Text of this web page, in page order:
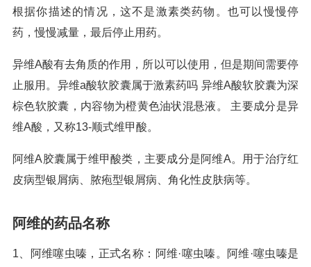
根据你描述的情况，这不是激素类药物。也可以慢慢停
药，慢慢减量，最后停止用药。
异维A酸有去角质的作用，所以可以使用，但是期间需要停
止服用。异维a酸软胶囊属于激素药吗 异维A酸软胶囊为深
棕色软胶囊，内容物为橙黄色油状混悬液。 主要成分是异
维A酸，又称13-顺式维甲酸。
阿维A胶囊属于维甲酸类，主要成分是阿维A。用于治疗红
皮病型银屑病、脓疱型银屑病、角化性皮肤病等。
阿维的药品名称
1、阿维噻虫嗪，正式名称：阿维·噻虫嗪。阿维·噻虫嗪是